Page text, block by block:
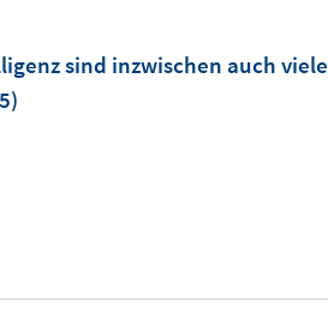
sind inzwischen auch viele